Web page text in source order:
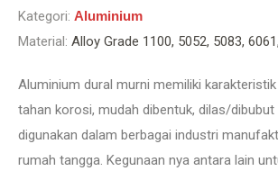
Kategori: Aluminium
Material: Alloy Grade 1100, 5052, 5083,
Aluminium dural murni memiliki
tahan korosi, mudah dibentuk, dilas/dibubut
digunakan dalam berbagai industri
rumah tangga. Kegunaan nya antara lain